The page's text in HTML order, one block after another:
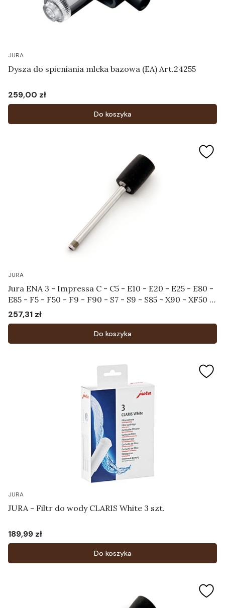
JURA
Dysza do spieniania mleka bazowa (EA) Art.24255
Cena
259,00 zł
Do koszyka
JURA
Jura ENA 3 - Impressa C - C5 - E10 - E20 - E25 - E80 -
E85 - F5 - F50 - F9 - F90 - S7 - S9 - S85 - X90 - XF50 -
XF70 - XS90 - XS95 - Rurka do systemu spieniającego
Art.65641
Cena
257,31 zł
Do koszyka
JURA
JURA - Filtr do wody CLARIS White 3 szt.
Cena
189,99 zł
Do koszyka